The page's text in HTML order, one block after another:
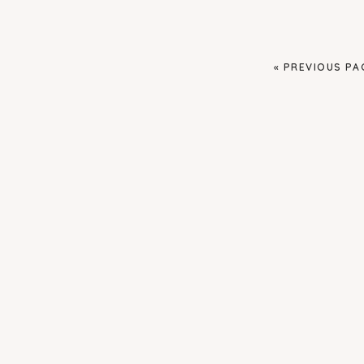
« GO
PREVIOUS